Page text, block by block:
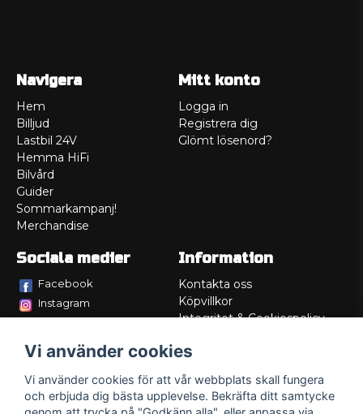
Navigera
Hem
Billjud
Lastbil 24V
Hemma HiFi
Bilvård
Guider
Sommarkampanj!
Merchandise
Mitt konto
Logga in
Registrera dig
Glömt lösenord?
Sociala medier
Facebook
Instagram
Information
Kontakta oss
Köpvillkor
Integritet & Cookiespolicy
Service/Garanti
Lådritning
Om oss
Vi använder cookies
Vi använder cookies för att vår webbplats skall fungera
och erbjuda dig bästa upplevelse. Bekräfta ditt samtycke